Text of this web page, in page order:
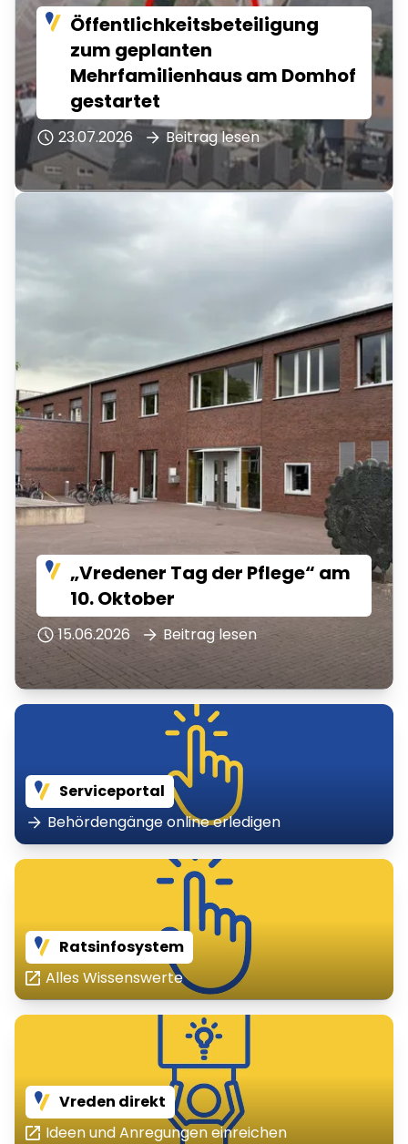
Öffentlichkeitsbeteiligung
zum geplanten
Mehrfamilienhaus am Domhof
gestartet
23.07.2026 Beitrag lesen
„Vredener Tag der Pflege“ am
10. Oktober
15.06.2026 Beitrag lesen
Serviceportal
Behördengänge online erledigen
Ratsinfosystem
Alles Wissenswerte
Vreden direkt
Ideen und Anregungen einreichen